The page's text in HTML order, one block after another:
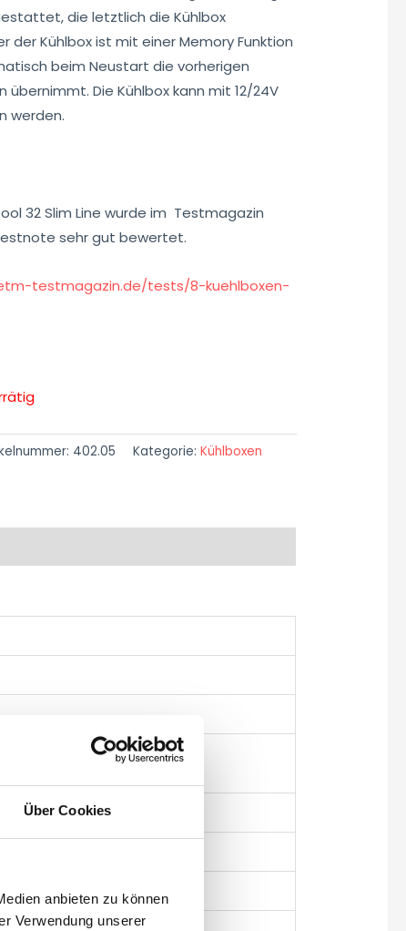
Über Cookies
anbieten zu können
Verwendung unserer
die letztlich die Kühlbox
der Kühlbox ist mit einer Memory Funktion
beim Neustart die vorherigen
Die Kühlbox kann mit 12/24V
werden.
32 Slim Line wurde im Testmagazin
sehr gut bewertet.
testmagazin.de/tests/8-kuehlboxen-
402.05 Kategorie:Kühlboxen